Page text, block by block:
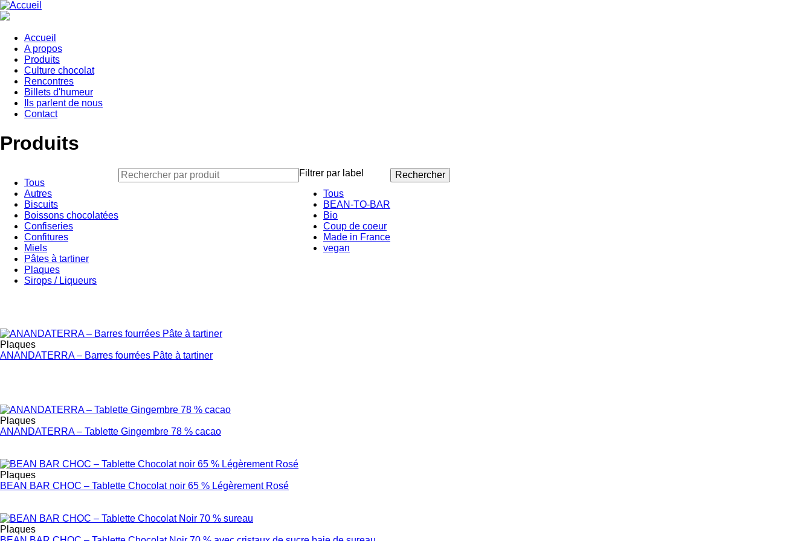
Aller
au
principal
Main
navigation
Accueil
A propos
Produits
Culture chocolat
Rencontres
Billets d'humeur
Ils parlent de nous
Contact
Produits
Tous
Autres
Biscuits
Boissons chocolatées
Confiseries
Confitures
Miels
Pâtes à tartiner
Plaques
Sirops / Liqueurs
Filtrer par label
Tous
BEAN-TO-BAR
Bio
Coup de coeur
Made in France
vegan
Plaques
ANANDATERRA – Barres fourrées Pâte à tartiner
Plaques
ANANDATERRA – Tablette Gingembre 78 % cacao
Plaques
BEAN BAR CHOC – Tablette Chocolat noir 65 % Légèrement Rosé
Plaques